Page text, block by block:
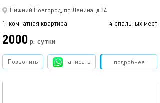
Нижний Новгород, пр.Ленина, д.34
1-комнатная квартира 4 спальных мест
2000 р. сутки
подробнее
Позвонить написать Забронировать